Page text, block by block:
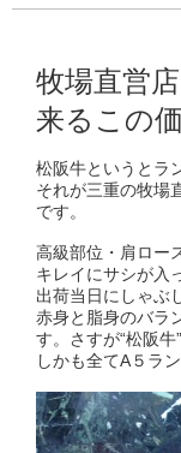
牧場直営
来るこの価
松阪牛というとラ
それが三重の牧場
です。
高級部位・肩ロー
キレイにサシが入
出荷当日にしゃぶ
赤身と脂身のバラ
す。さすが“松阪牛
しかも全てA５ラ